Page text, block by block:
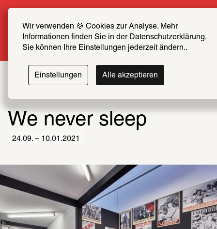
Wir verwenden 🍪 Cookies zur Analyse. Mehr
Informationen finden Sie in der Datenschutzerklärung.
Sie können Ihre Einstellungen jederzeit ändern..
Einstellungen Alle akzeptieren
FREUND*IN werden
Mehr erfahren
We never sleep
24.09. – 10.01.2021